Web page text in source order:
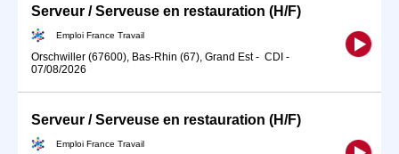
Serveur / Serveuse en restauration (H/F)
Emploi France Travail
Orschwiller (67600), Bas-Rhin (67), Grand Est- CDI -
07/08/2026
Serveur / Serveuse en restauration (H/F)
Emploi France Travail